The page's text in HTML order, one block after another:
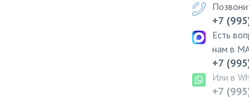
+7
Есть
нам в
+7
Или в
+7